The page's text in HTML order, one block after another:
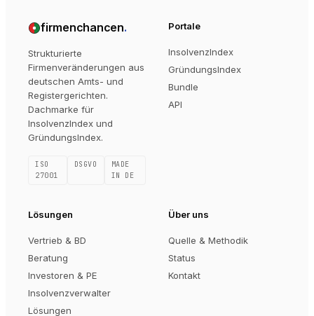
firmenchancen.
Strukturierte
Firmenveränderungen aus
deutschen Amts- und
Registergerichten.
Dachmarke für
InsolvenzIndex und
GründungsIndex.
ISO
27001
DSGVO
MADE
IN DE
Portale
InsolvenzIndex
GründungsIndex
Bundle
API
Lösungen
Vertrieb & BD
Beratung
Investoren & PE
Insolvenzverwalter
Lösungen
Über uns
Quelle & Methodik
Status
Kontakt